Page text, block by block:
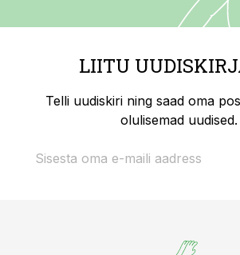
LIITU
Telli uudiskiri ning saad oma
olulisemad uudised.